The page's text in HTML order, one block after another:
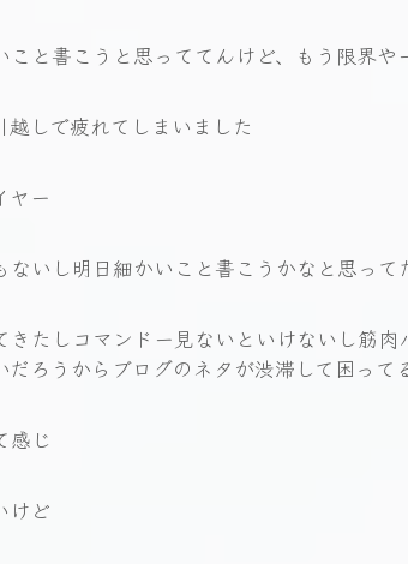
こと書こうと思っててんけど、もう限界や
越しで疲れてしまいました
ヤー
ないし明日細かいこと書こうかなと思って
きたしコマンドー見ないといけないし筋
だろうからブログのネタが渋滞して困って
感じ
けど